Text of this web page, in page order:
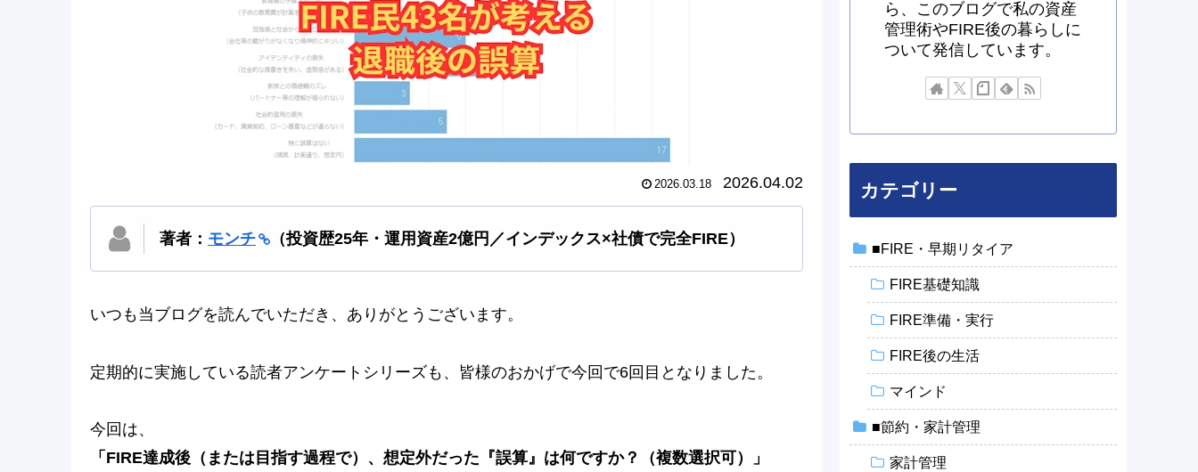
2026.03.18 2026.04.02
著者： モンチ （投資歴25年・運用資産2億円／インデックス×社債で完全FIRE）
いつも当ブログを読んでいただき、ありがとうございます。
定期的に実施している読者アンケートシリーズも、皆様のおかげで今回で6回目となりました。
今回は、
「FIRE達成後（または目指す過程で）、想定外だった『誤算』は何ですか？（複数選択可）」
ら、このブログで私の資産
管理術やFIRE後の暮らしに
ついて発信しています。
カテゴリー
■FIRE・早期リタイア
FIRE基礎知識
FIRE準備・実行
FIRE後の生活
マインド
■節約・家計管理
家計管理